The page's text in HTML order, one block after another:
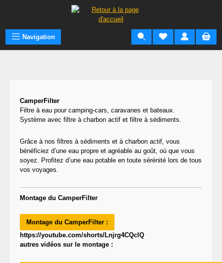
Passer au contenu principal
Navigation
CamperFilter
Filtre à eau pour camping-cars, caravanes et bateaux.
Système avec filtre à charbon actif et filtre à sédiments.
Grâce à nos filtres à sédiments et à charbon actif, vous
bénéficiez d’une eau propre et agréable au goût, où que vous
soyez. Profitez d’une eau potable en toute sérénité lors de tous
vos voyages.
Montage du CamperFilter
Montage du CamperFilter :
https://youtube.com/shorts/Lnjrg4CQclQ
autres vidéos sur le montage :